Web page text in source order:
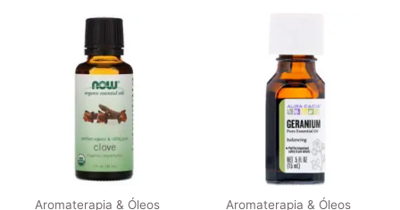
Aromaterapia & Óleos Aromaterapia & Óleos